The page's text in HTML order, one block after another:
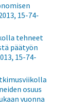
15-74-
tehneet
päätyön
15-74-
osuus
vuonna